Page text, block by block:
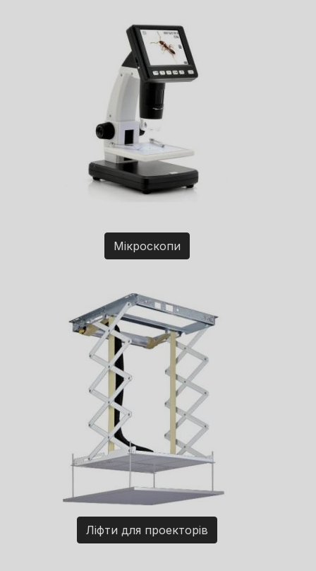
Мікроскопи
Ліфти для проекторів